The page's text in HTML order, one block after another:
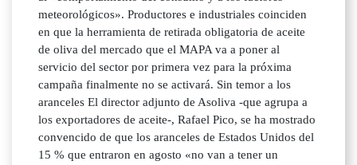
meteorológicos». Productores e industriales coinciden
en que la herramienta de retirada obligatoria de aceite
de oliva del mercado que el MAPA va a poner al
servicio del sector por primera vez para la próxima
campaña finalmente no se activará. Sin temor a los
aranceles El director adjunto de Asoliva -que agrupa a
los exportadores de aceite-, Rafael Pico, se ha mostrado
convencido de que los aranceles de Estados Unidos del
15 % que entraron en agosto «no van a tener un